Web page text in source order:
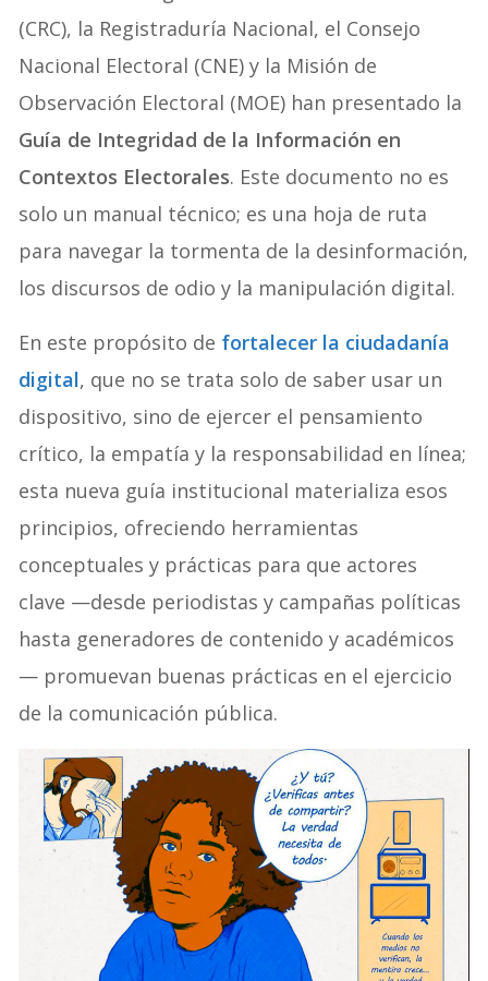
(CRC), la Registraduría Nacional, el Consejo
Nacional Electoral (CNE) y la Misión de
Observación Electoral (MOE) han presentado la
Guía de Integridad de la Información en
Contextos Electorales. Este documento no es
solo un manual técnico; es una hoja de ruta
para navegar la tormenta de la desinformación,
los discursos de odio y la manipulación digital.
En este propósito de fortalecer la ciudadanía
digital, que no se trata solo de saber usar un
dispositivo, sino de ejercer el pensamiento
crítico, la empatía y la responsabilidad en línea;
esta nueva guía institucional materializa esos
principios, ofreciendo herramientas
conceptuales y prácticas para que actores
clave —desde periodistas y campañas políticas
hasta generadores de contenido y académicos
— promuevan buenas prácticas en el ejercicio
de la comunicación pública.